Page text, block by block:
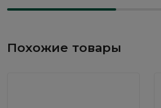
Похожие товары